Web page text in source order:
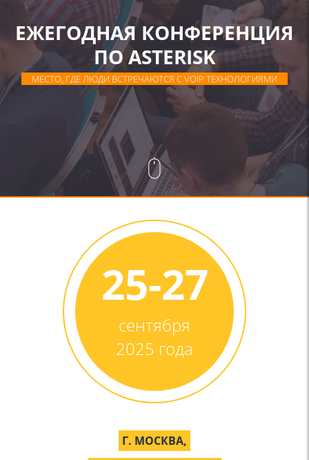
ЕЖЕГОДНАЯ КОНФЕРЕНЦИЯ
ПО ASTERISK
МЕСТО, ГДЕ ЛЮДИ ВСТРЕЧАЮТСЯ С VOIP ТЕХНОЛОГИЯМИ
25-27
сентября
2025 года
Г. МОСКВА,